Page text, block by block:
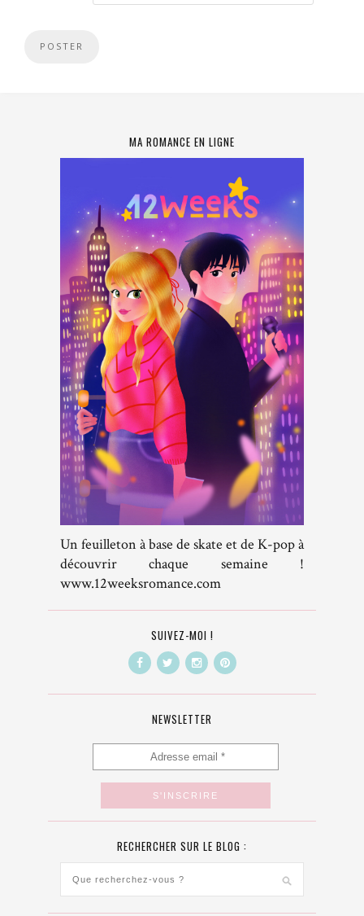
MA ROMANCE EN LIGNE
Un feuilleton à base de skate et de K-pop à
découvrir chaque semaine !
www.12weeksromance.com
SUIVEZ-MOI !
NEWSLETTER
RECHERCHER SUR LE BLOG :